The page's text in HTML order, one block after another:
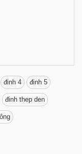
đinh 4 đinh 5
đinh thep den